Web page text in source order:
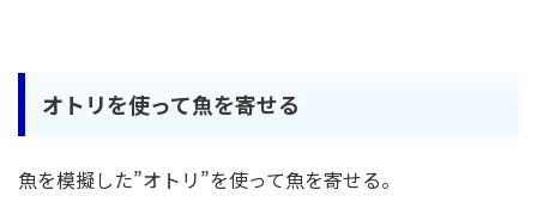
オトリを使って魚を寄せる
魚を模擬した”オトリ”を使って魚を寄せる。